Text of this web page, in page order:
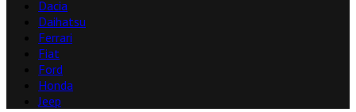
Dacia
Daihatsu
Ferrari
Fiat
Ford
Honda
Jeep